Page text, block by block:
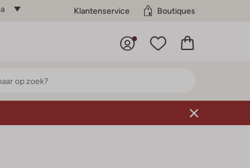
Klantenservice Boutiques